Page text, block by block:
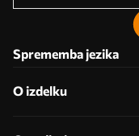
Sprememba jezika
O izdelku